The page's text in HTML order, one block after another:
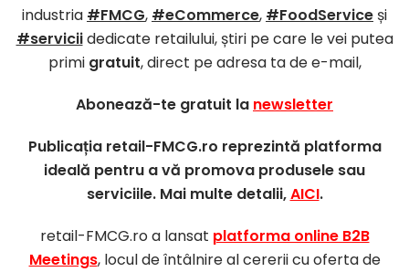
industria #FMCG, #eCommerce, #FoodServiceși
#serviciidedicate retailului, știri pe care le vei putea
primi gratuit, direct pe adresa ta de e-mail,
Abonează-te gratuit la newsletter
Publicația retail-FMCG.ro reprezintă platforma
ideală pentru a vă promova produsele sau
serviciile. Mai multe detalii,AICI.
retail-FMCG.ro a lansat platforma online B2B
Meetings, locul de întâlnire al cererii cu oferta de